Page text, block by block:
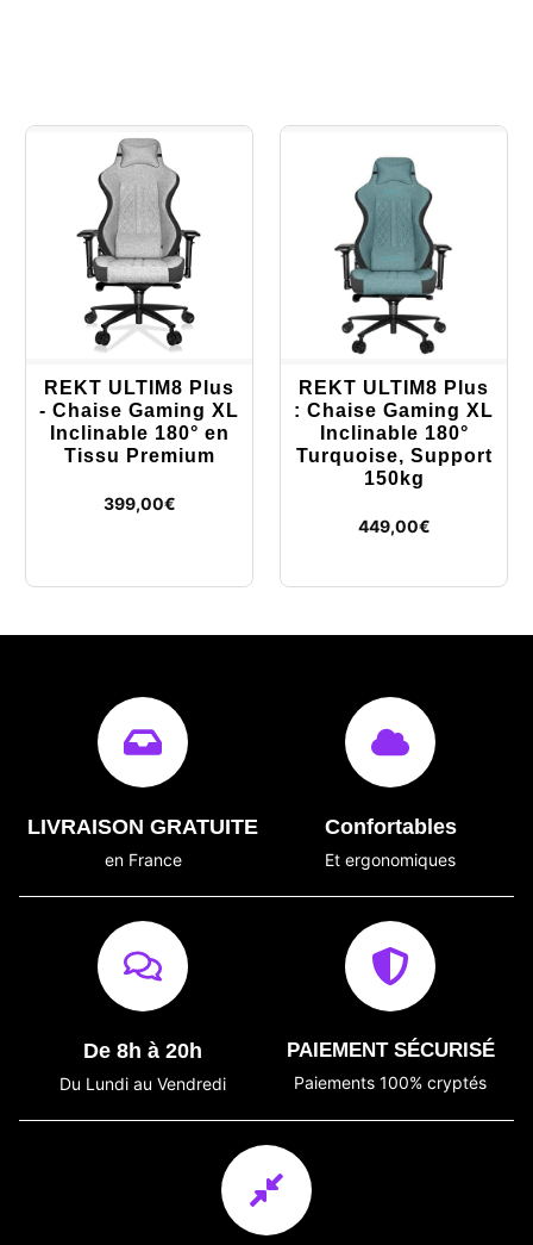
REKT ULTIM8 Plus
- Chaise Gaming XL
Inclinable 180° en
Tissu Premium
399,00€
REKT ULTIM8 Plus
: Chaise Gaming XL
Inclinable 180°
Turquoise, Support
150kg
449,00€
LIVRAISON GRATUITE
en France
Confortables
Et ergonomiques
De 8h à 20h
Du Lundi au Vendredi
PAIEMENT SÉCURISÉ
Paiements 100% cryptés